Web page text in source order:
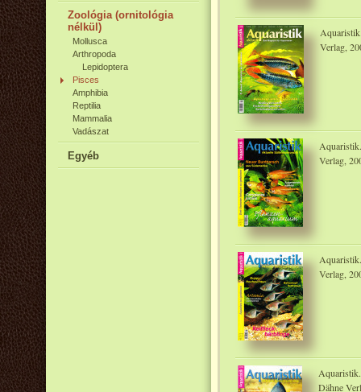
Zoológia (ornitológia
nélkül)
Mollusca
Arthropoda
Lepidoptera
Pisces
Amphibia
Reptilia
Mammalia
Vadászat
Egyéb
Verlag,
Verlag,
Verlag,
Dähne